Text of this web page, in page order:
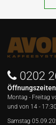
0202
Öffnungszeiten
Montag - Freitag
und von 14 -
Samstag